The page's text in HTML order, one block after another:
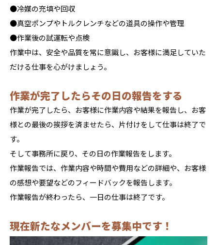
●冷媒の充填や回収
●真空ポンプやトルクレンチなどの道具の操作や管理
●作業後の試運転や点検
作業中は、安全や品質を常に意識し、お客様に満足していた
だける仕事を心がけましょう。
作業が完了したらその日の報告をする
作業が完了したら、お客様に作業内容や結果を報告し、お客
様との最後の挨拶を済ませたら、片付けをして仕事は終了で
す。
そして事務所に戻り、その日の作業報告をします。
作業報告では、作業内容や時間や費用などの詳細や、お客様
の感想や要望などのフィードバックを報告します。
作業報告が終わったら、一日の仕事は終了です。
現在新たなメンバーを募集中です！